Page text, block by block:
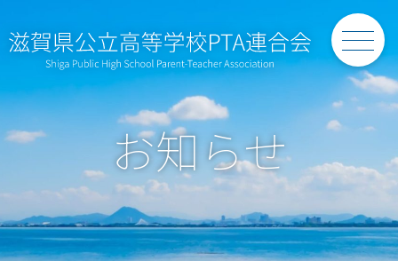
to
content
お知らせ